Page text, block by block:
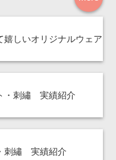
嬉しいオリジナルウェア
・刺繡 実績紹介
刺繡 実績紹介